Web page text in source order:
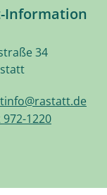
Information
34
972-1220